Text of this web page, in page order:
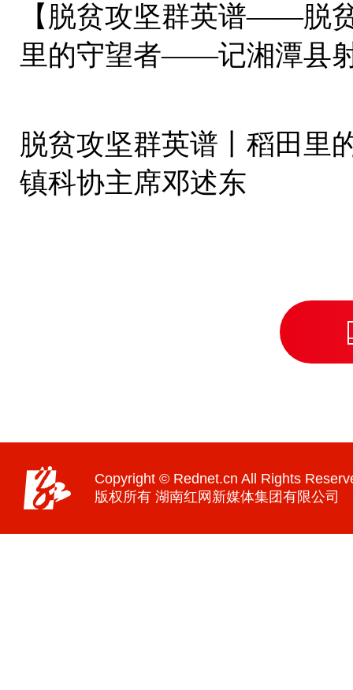
【脱贫攻坚群英谱——脱
里的守望者——记湘潭县
脱贫攻坚群英谱丨稻田
镇科协主席邓述东
Copyright © Rednet.cn All Rights
版权所有 湖南红网新媒体集团有限公司